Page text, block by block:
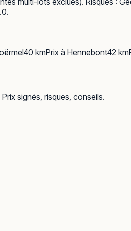
multi-lots exclues). Risques :
40 kmPrix à Hennebont42 km
signés, risques, conseils.